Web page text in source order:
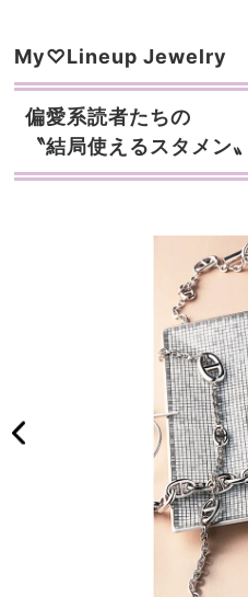
My♡Lineup Jewelry
偏愛系読者たちの
〝結局使えるスタメン